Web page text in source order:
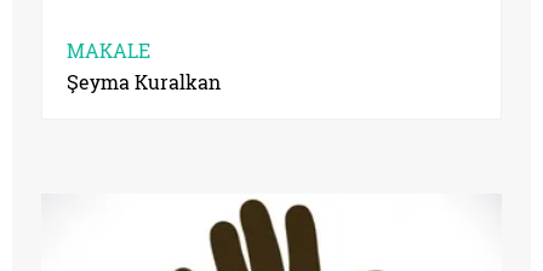
MAKALE
Şeyma Kuralkan